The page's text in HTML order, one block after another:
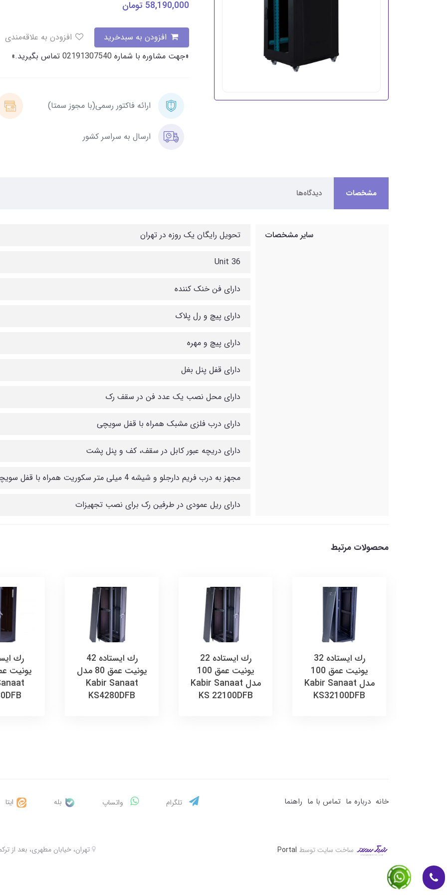
58,190,000 تومان
«جهت مشاوره با شماره 02191307540 تماس بگیرید.»
ارائه فاکتور رسمی(با مجوز سمتا)
ارسال به سراسر کشور
مشخصات دیدگاه‌ها
سایر مشخصات تحویل رایگان یک روزه در تهران
36 Unit
دارای فن خنک کننده
دارای پیچ و رل پلاک
دارای پیچ و مهره
دارای قفل پنل بغل
دارای محل نصب یک عدد فن در سقف رک
دارای درب فلزی مشبک همراه با قفل سویچی
دارای دریچه عبور کابل در سقف، کف و پنل پشت
مجهز به درب فریم دارجلو و شیشه 4 میلی متر سکوریت همراه با قفل سویچی
دارای ریل عمودی در طرفین رک برای نصب تجهیزات
محصولات مرتبط
رك ایستاده 32
يونيت عمق 100
مدل Kabir Sanaat
KS32100DFB
رك ایستاده 22
يونيت عمق 100
مدل Kabir Sanaat
KS 22100DFB
رك ایستاده 42
يونيت عمق 80 مدل
Kabir Sanaat
KS4280DFB
خانه درباره ما تماس با ما راهنما تلگرام واتساپ بله ایتا
ساخت سایت توسط Portal تهران، خیابان مطهری، بعد از